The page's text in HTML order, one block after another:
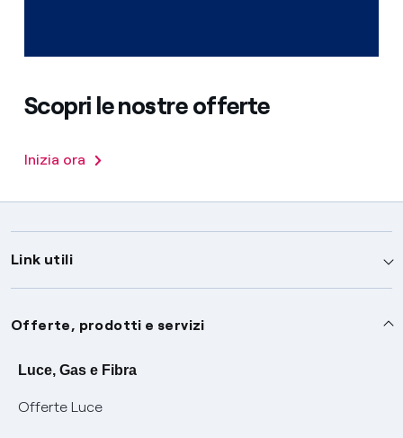
Scopri le nostre offerte
Inizia ora
Link utili
Assistenza
Avvisi
SOS luce e gas
Servizi
Offerte, prodotti e servizi
Luce, Gas e Fibra
Offerte Luce